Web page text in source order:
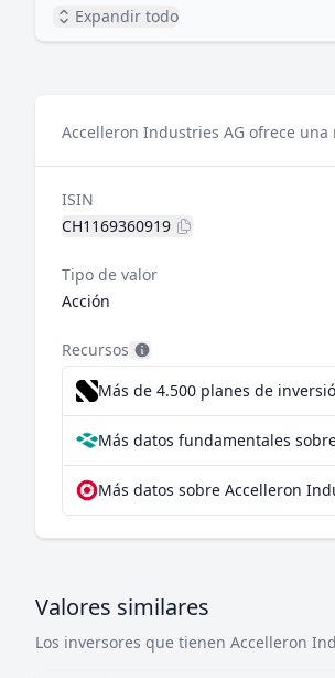
Expandir todo
Accelleron Industries AG ofrece
ISIN
CH1169360919
Tipo de valor
Acción
Recursos
Más de 4.500 planes de
Más datos fundamentales
Más datos sobre Accelleron
Valores similares
Los inversores que tienen Accelleron